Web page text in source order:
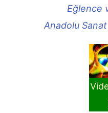
Eğlence
Anadolu